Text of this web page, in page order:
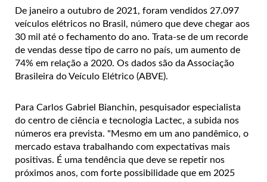
De janeiro a outubro de 2021, foram vendidos 27.097
veículos elétricos no Brasil, número que deve chegar aos
30 mil até o fechamento do ano. Trata-se de um recorde
de vendas desse tipo de carro no país, um aumento de
74% em relação a 2020. Os dados são da Associação
Brasileira do Veículo Elétrico (ABVE).
Para Carlos Gabriel Bianchin, pesquisador especialista
do centro de ciência e tecnologia Lactec, a subida nos
números era prevista. "Mesmo em um ano pandêmico, o
mercado estava trabalhando com expectativas mais
positivas. É uma tendência que deve se repetir nos
próximos anos, com forte possibilidade que em 2025